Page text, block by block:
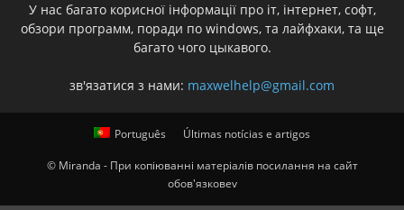
У нас багато корисної інформації про іт, інтернет, софт,
обзори программ, поради по windows, та лайфхаки, та ще
багато чого цыкавого.
зв'язатися з нами: maxwelhelp@gmail.com
Português Últimas notícias e artigos
© Miranda - При копіюванні матеріалів посилання на сайт
обов'язковеv